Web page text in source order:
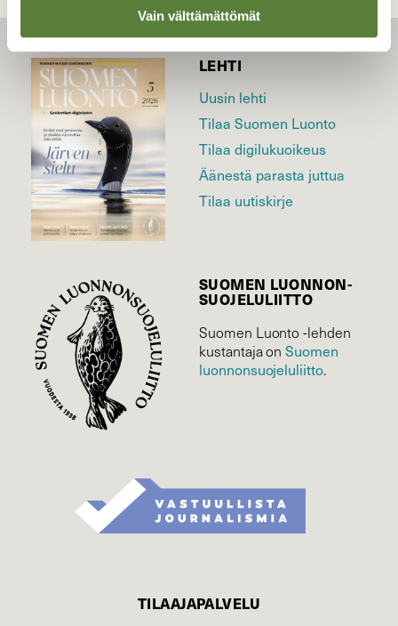
Vain välttämättömät
LEHTI
Uusin lehti
Tilaa Suomen Luonto
Tilaa digilukuoikeus
Äänestä parasta juttua
Tilaa uutiskirje
SUOMEN LUONNON­
SUOJELU­LIITTO
Suomen Luonto -lehden
kustantaja onSuomen
luonnonsuojelu­liitto.
TILAAJAPALVELU